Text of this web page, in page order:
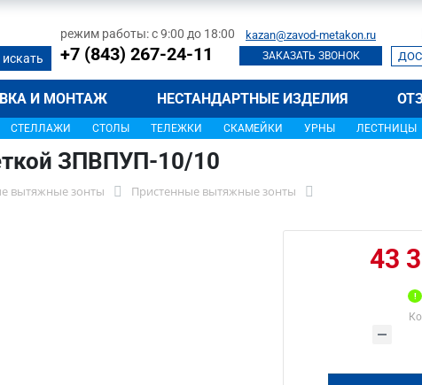
режим работы: с 9:00 до 18:00
+7 (843) 267-24-11
kazan@zavod-metakon.ru
ЗАКАЗАТЬ ЗВОНОК
И МОНТАЖ НЕСТАНДАРТНЫЕ ИЗДЕЛИЯ
СТЕЛЛАЖИ СТОЛЫ ТЕЛЕЖКИ СКАМЕЙКИ УРНЫ ЛЕСТНИЦЫ
ЗПВПУП-10/10
вытяжные зонты
Пристенные вытяжные зонты
43